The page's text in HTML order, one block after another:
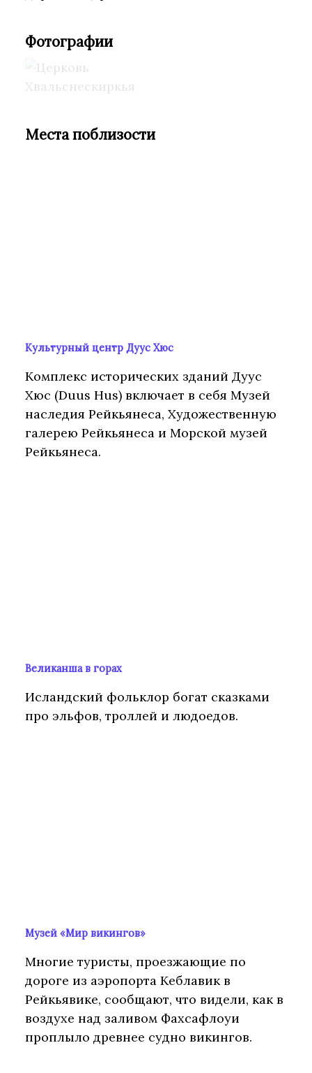
Фотографии
Места поблизости
Культурный центр Дуус Хюс
Комплекс исторических зданий Дуус
Хюс (Duus Hus) включает в себя Музей
наследия Рейкьянеса, Художественную
галерею Рейкьянеса и Морской музей
Рейкьянеса.
Великанша в горах
Исландский фольклор богат сказками
про эльфов, троллей и людоедов.
Музей «Мир викингов»
Многие туристы, проезжающие по
дороге из аэропорта Кеблавик в
Рейкьявике, сообщают, что видели, как в
воздухе над заливом Фахсафлоуи
проплыло древнее судно викингов.